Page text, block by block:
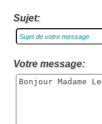
Sujet:
Votre message: